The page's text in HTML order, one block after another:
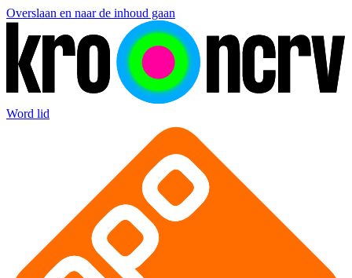
Overslaan en naar de inhoud gaan
Word lid